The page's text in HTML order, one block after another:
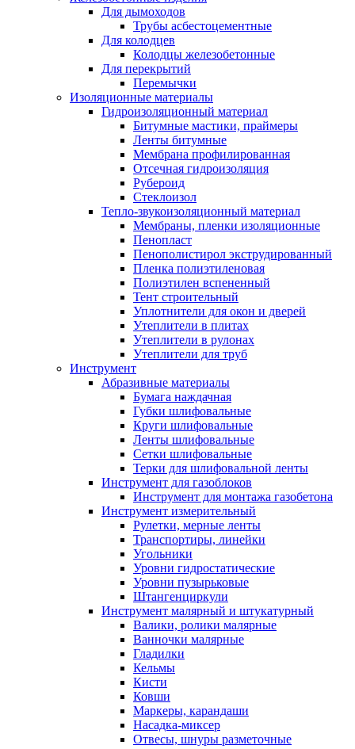
Для дымоходов
Трубы асбестоцементные
Для колодцев
Колодцы железобетонные
Для перекрытий
Перемычки
Изоляционные материалы
Гидроизоляционный материал
Битумные мастики, праймеры
Ленты битумные
Мембрана профилированная
Отсечная гидроизоляция
Рубероид
Стеклоизол
Тепло-звукоизоляционный материал
Мембраны, пленки изоляционные
Пенопласт
Пенополистирол экструдированный
Пленка полиэтиленовая
Полиэтилен вспененный
Тент строительный
Уплотнители для окон и дверей
Утеплители в плитах
Утеплители в рулонах
Утеплители для труб
Инструмент
Абразивные материалы
Бумага наждачная
Губки шлифовальные
Круги шлифовальные
Ленты шлифовальные
Сетки шлифовальные
Терки для шлифовальной ленты
Инструмент для газоблоков
Инструмент для монтажа газобетона
Инструмент измерительный
Рулетки, мерные ленты
Транспортиры, линейки
Угольники
Уровни гидростатические
Уровни пузырьковые
Штангенциркули
Инструмент малярный и штукатурный
Валики, ролики малярные
Ванночки малярные
Гладилки
Кельмы
Кисти
Ковши
Маркеры, карандаши
Насадка-миксер
Отвесы, шнуры разметочные